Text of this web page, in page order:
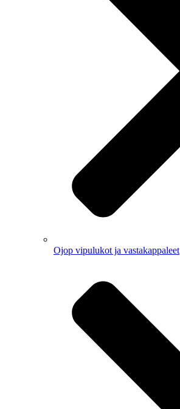
Ojop vipulukot ja vastakappaleet